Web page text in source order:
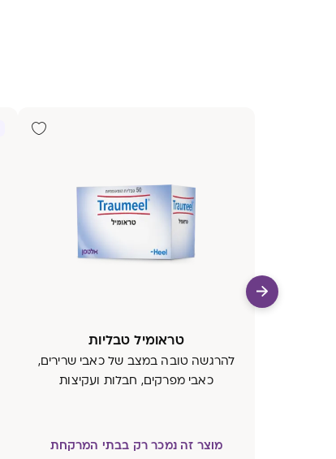
טראומיל טבליות
להרגשה טובה במצב של כאבי שרירים,
כאבי מפרקים, חבלות ועקיצות
מוצר זה נמכר רק בבתי המרקחת